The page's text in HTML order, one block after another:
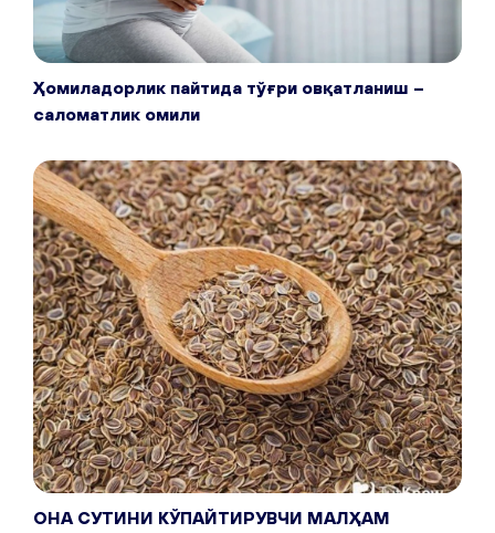
Ҳомиладорлик пайтида тўғри овқатланиш –
саломатлик омили
ОНА СУТИНИ КЎПАЙТИРУВЧИ МАЛҲАМ